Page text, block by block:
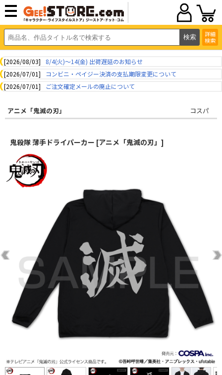
詳細
検索
[2026/08/03]
8/4(火)～14(金) 出荷遅延のお知らせ
[2026/07/01]
コンビニ・ペイジー決済の支払期限変更について
[2026/07/01]
ご注文確定メールの廃止について
アニメ「鬼滅の刃」 コスパ
鬼殺隊 薄手ドライパーカー [アニメ「鬼滅の刃」]